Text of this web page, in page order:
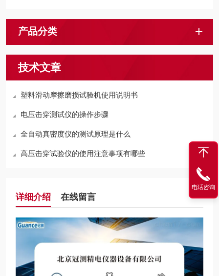
产品分类
技术文章
塑料滑动摩擦磨损试验机使用说明书
电压击穿测试仪的操作步骤
全自动真密度仪的测试原理是什么
高压击穿试验仪的使用注意事项有哪些
详细介绍 在线留言
电话咨询